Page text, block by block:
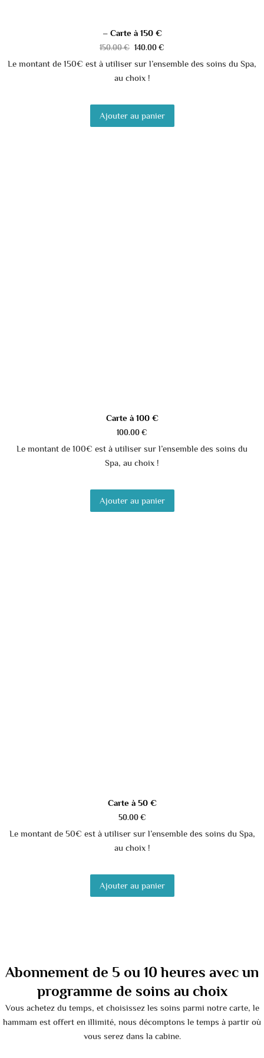
– Carte à 150 €
150.00€ 140.00 €
Le montant de 150€ est à utiliser sur l’ensemble des soins du Spa,
au choix !
Ajouter au panier
Carte à 100 €
100.00 €
Le montant de 100€ est à utiliser sur l’ensemble des soins du
Spa, au choix !
Ajouter au panier
Carte à 50 €
50.00 €
Le montant de 50€ est à utiliser sur l’ensemble des soins du Spa,
au choix !
Ajouter au panier
Abonnement de 5 ou 10 heures avec un
programme de soins au choix
Vous achetez du temps, et choisissez les soins parmi notre carte, le
hammam est offert en illimité, nous décomptons le temps à partir où
vous serez dans la cabine.